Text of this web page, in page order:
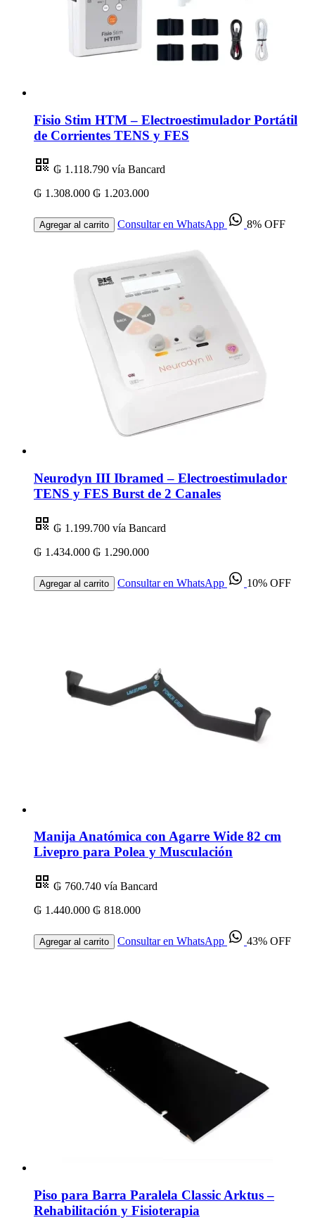
Fisio Stim HTM – Electroestimulador Portátil
de Corrientes TENS y FES
₲ 1.118.790 vía Bancard
₲ 1.308.000 ₲ 1.203.000
Agregar al carrito Consultar en WhatsApp 8% OFF
Neurodyn III Ibramed – Electroestimulador
TENS y FES Burst de 2 Canales
₲ 1.199.700 vía Bancard
₲ 1.434.000 ₲ 1.290.000
Agregar al carrito Consultar en WhatsApp 10% OFF
Manija Anatómica con Agarre Wide 82 cm
Livepro para Polea y Musculación
₲ 760.740 vía Bancard
₲ 1.440.000 ₲ 818.000
Agregar al carrito Consultar en WhatsApp 43% OFF
Piso para Barra Paralela Classic Arktus –
Rehabilitación y Fisioterapia